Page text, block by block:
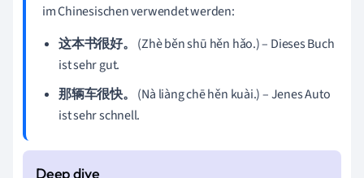
im Chinesischen verwendet werden:
这本书很好。 (Zhè běn shū hěn hǎo.) – Dieses Buch
ist sehr gut.
那辆车很快。 (Nà liàng chē hěn kuài.) – Jenes Auto
ist sehr schnell.